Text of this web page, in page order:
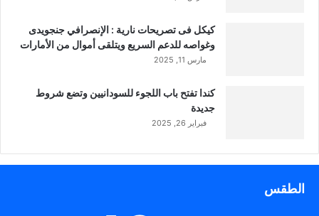
كيكل فى تصريحات نارية : الإنصرافي جنجويدى
وغواصه للدعم السريع ويتلقى أموال من الأمارات
مارس 11, 2025
كندا تفتح باب اللجوء للسودانيين وتضع شروط
جديدة
فبراير 26, 2025
الطقس